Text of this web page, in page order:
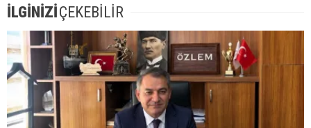
İLGİNİZİÇEKEBİLİR